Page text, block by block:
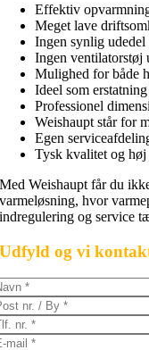
Effektiv
Meget lave
Ingen synlig udedel
Ingen ventilatorstøj
Mulighed for både
Ideel som
Professionel
Weishaupt står for
Egen
Tysk kvalitet og
Med Weishaupt får du
varmeløsning, hvor
indregulering og service
Udfyld og vi